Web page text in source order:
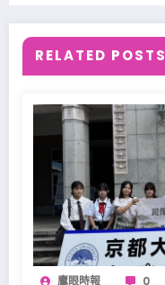
RELATED POSTS
鷹眼時報 0